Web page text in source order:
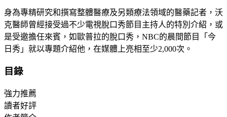
身為專精研究和撰寫整體醫療及另類療法領域的醫藥記者，沃
克醫師曾經接受過不少電視脫口秀節目主持人的特別介紹，或
是受邀擔任來賓，如歐普拉的脫口秀，NBC的晨間節目「今
日秀」就以專題介紹他，在媒體上亮相至少2,000次。
目錄
強力推薦
讀者好評